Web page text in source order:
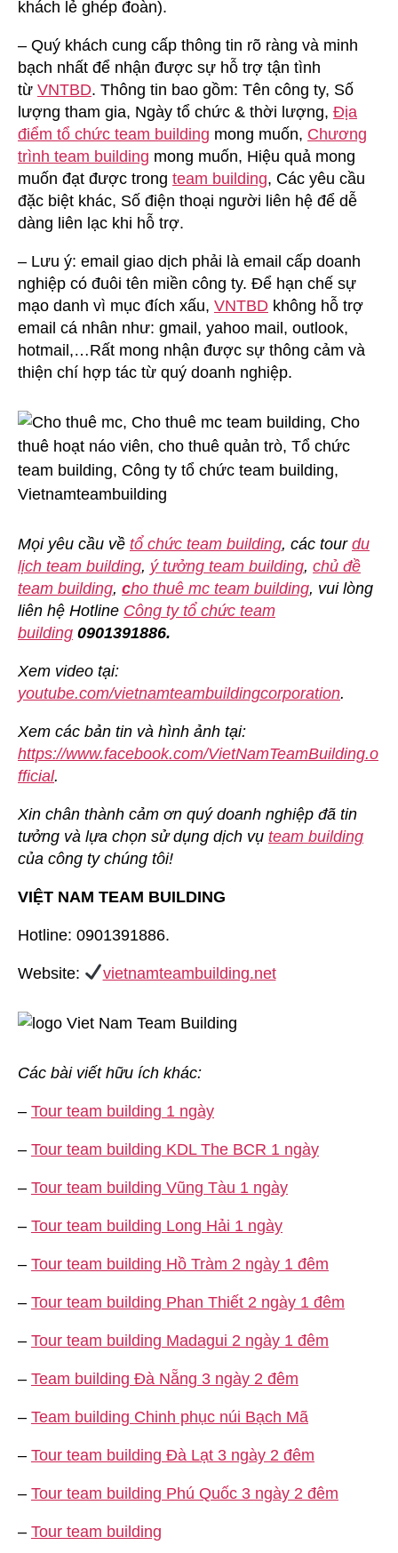
khách lẻ ghép đoàn).
– Quý khách cung cấp thông tin rõ ràng và minh
bạch nhất để nhận được sự hỗ trợ tận tình
từ VNTBD. Thông tin bao gồm: Tên công ty, Số
lượng tham gia, Ngày tổ chức & thời lượng, Địa
điểm tổ chức team building mong muốn, Chương
trình team building mong muốn, Hiệu quả mong
muốn đạt được trong team building, Các yêu cầu
đặc biệt khác, Số điện thoại người liên hệ để dễ
dàng liên lạc khi hỗ trợ.
– Lưu ý: email giao dịch phải là email cấp doanh
nghiệp có đuôi tên miền công ty. Để hạn chế sự
mạo danh vì mục đích xấu, VNTBD không hỗ trợ
email cá nhân như: gmail, yahoo mail, outlook,
hotmail,…Rất mong nhận được sự thông cảm và
thiện chí hợp tác từ quý doanh nghiệp.
Mọi yêu cầu về tổ chức team building, các tour du
lịch team building, ý tưởng team building, chủ đề
team building, cho thuê mc team building, vui lòng
liên hệ Hotline Công ty tổ chức team
building 0901391886.
Xem video tại:
youtube.com/vietnamteambuildingcorporation.
Xem các bản tin và hình ảnh tại:
https://www.facebook.com/VietNamTeamBuilding.o
fficial.
Xin chân thành cảm ơn quý doanh nghiệp đã tin
tưởng và lựa chọn sử dụng dịch vụ team building
của công ty chúng tôi!
VIỆT NAM TEAM BUILDING
Hotline: 0901391886.
Website: vietnamteambuilding.net
Các bài viết hữu ích khác:
– Tour team building 1 ngày
– Tour team building KDL The BCR 1 ngày
– Tour team building Vũng Tàu 1 ngày
– Tour team building Long Hải 1 ngày
– Tour team building Hồ Tràm 2 ngày 1 đêm
– Tour team building Phan Thiết 2 ngày 1 đêm
– Tour team building Madagui 2 ngày 1 đêm
– Team building Đà Nẵng 3 ngày 2 đêm
– Team building Chinh phục núi Bạch Mã
– Tour team building Đà Lạt 3 ngày 2 đêm
– Tour team building Phú Quốc 3 ngày 2 đêm
– Tour team building